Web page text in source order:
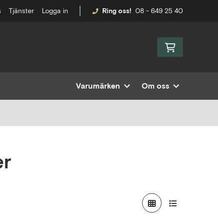
Tjänster Logga in Ring oss! 08 - 649 25 40
Varumärken Om oss